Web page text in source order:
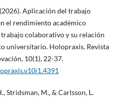
(2026). Aplicación del trabajo
el rendimiento académico
colaborativo y su relación
universitario. Holopraxis. Revista
10(1), 22-37.
Stridsman, M., & Carlsson, L.